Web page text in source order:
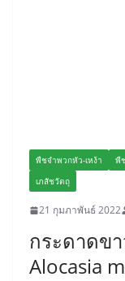
พืชจำพวกหัว-เหง้า พื
เภสัชวัตถุ
21 กุมภาพันธ์ 2022
กระดาดข
Alocasia